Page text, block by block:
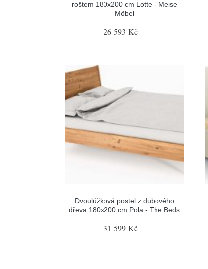
roštem 180x200 cm Lotte - Meise
Möbel
26 593 Kč
Dvoulůžková postel z dubového
dřeva 180x200 cm Pola - The Beds
31 599 Kč